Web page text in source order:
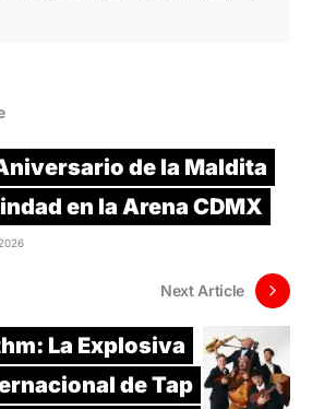
de la Maldita
en la Arena CDMX
Next Article
La Explosiva
de Tap